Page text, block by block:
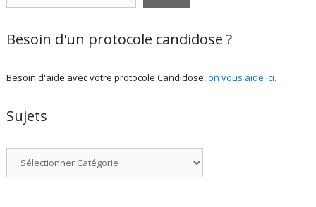
Besoin d'un protocole candidose ?
Besoin d'aide avec votre protocole Candidose,on vous aide ici.
Sujets